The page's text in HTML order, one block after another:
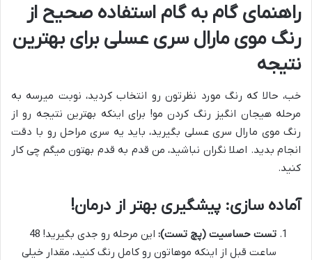
راهنمای گام به گام استفاده صحیح از
رنگ موی مارال سری عسلی برای بهترین
نتیجه
خب، حالا که رنگ مورد نظرتون رو انتخاب کردید، نوبت میرسه به
مرحله هیجان انگیز رنگ کردن مو! برای اینکه بهترین نتیجه رو از
رنگ موی مارال سری عسلی بگیرید، باید یه سری مراحل رو با دقت
انجام بدید. اصلا نگران نباشید، من قدم به قدم بهتون میگم چی کار
کنید.
آماده سازی: پیشگیری بهتر از درمان!
تست حساسیت (پچ تست):
این مرحله رو جدی بگیرید! 48
ساعت قبل از اینکه موهاتون رو کامل رنگ کنید، مقدار خیلی